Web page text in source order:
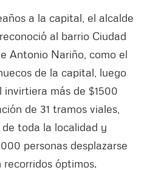
a la capital, el alcalde
al barrio Ciudad
Antonio Nariño, como el
de la capital, luego
más de $1500
de 31 tramos viales,
toda la localidad y
personas desplazarse
óptimos.